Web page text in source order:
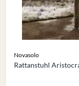
Novasolo
Rattanstuhl